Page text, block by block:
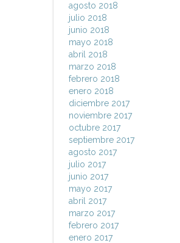
agosto 2018
julio 2018
junio 2018
mayo 2018
abril 2018
marzo 2018
febrero 2018
enero 2018
diciembre 2017
noviembre 2017
octubre 2017
septiembre 2017
agosto 2017
julio 2017
junio 2017
mayo 2017
abril 2017
marzo 2017
febrero 2017
enero 2017